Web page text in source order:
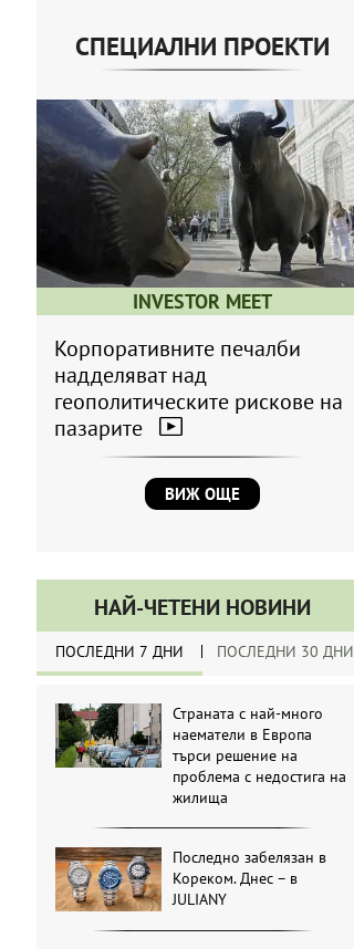
СПЕЦИАЛНИ ПРОЕКТИ
INVESTOR MEET
Корпоративните печалби
надделяват над
геополитическите рискове на
пазарите
ВИЖ ОЩЕ
НАЙ-ЧЕТЕНИ НОВИНИ
ПОСЛЕДНИ 7 ДНИ ПОСЛЕДНИ 30 ДНИ
Страната с най-много
наематели в Европа
търси решение на
проблема с недостига на
жилища
Последно забелязан в
Кореком. Днес – в
JULIANY